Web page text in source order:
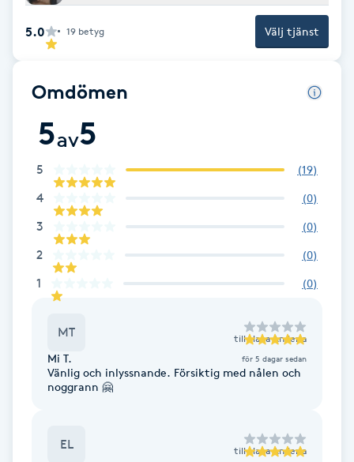
Gruppträning
Hatha Yoga
Headspa
Healing
Herrklippning
Hollywood Peel
Hot Stone Massage
5.0 19 betyg Välj tjänst
Omdömen
5av5
5 (19)
4 (0)
3 (0)
2 (0)
1 (0)
MT till Hana Anderia
Mi T. för 5 dagar sedan
Vänlig och inlyssnande. Försiktig med nålen och
noggrann 🤗
EL till Hana Anderia